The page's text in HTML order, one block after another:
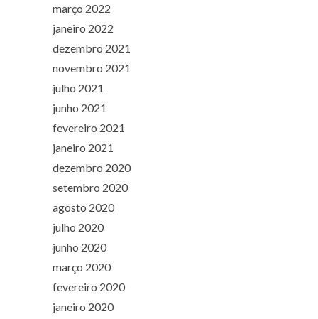
março 2022
janeiro 2022
dezembro 2021
novembro 2021
julho 2021
junho 2021
fevereiro 2021
janeiro 2021
dezembro 2020
setembro 2020
agosto 2020
julho 2020
junho 2020
março 2020
fevereiro 2020
janeiro 2020